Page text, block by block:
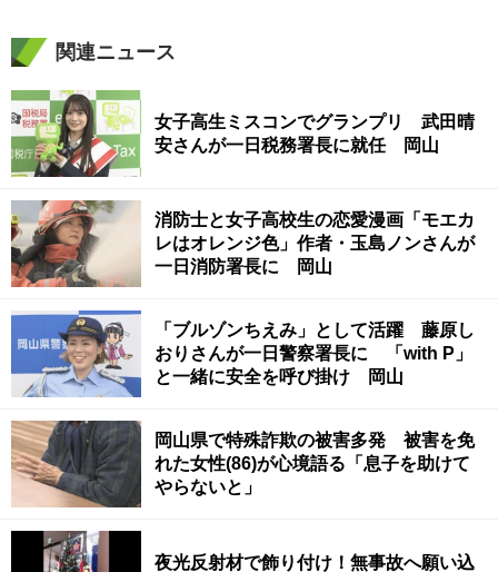
関連ニュース
女子高生ミスコンでグランプリ 武田晴
安さんが一日税務署長に就任 岡山
消防士と女子高校生の恋愛漫画「モエカ
レはオレンジ色」作者・玉島ノンさんが
一日消防署長に 岡山
「ブルゾンちえみ」として活躍 藤原し
おりさんが一日警察署長に 「with P」
と一緒に安全を呼び掛け 岡山
岡山県で特殊詐欺の被害多発 被害を免
れた女性(86)が心境語る「息子を助けて
やらないと」
夜光反射材で飾り付け！無事故へ願い込